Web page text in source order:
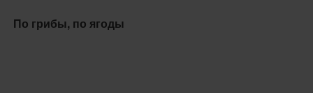
По грибы, по ягоды